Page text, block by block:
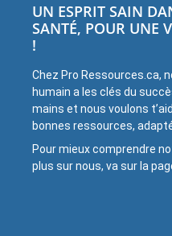
UN ESPRIT SAIN
SANTÉ, POUR UNE
!
Chez Pro Ressources.ca,
humain a les clés du
mains et nous voulons
bonnes ressources,
Pour mieux comprendre
plus sur nous, va sur la